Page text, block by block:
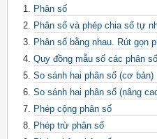
Phân số
Phân số và phép chia số tự
Phân số bằng nhau. Rút gọn
Quy đồng mẫu số các phân số
So sánh hai phân số (cơ bản)
So sánh hai phân số (nâng
Phép cộng phân số
Phép trừ phân số